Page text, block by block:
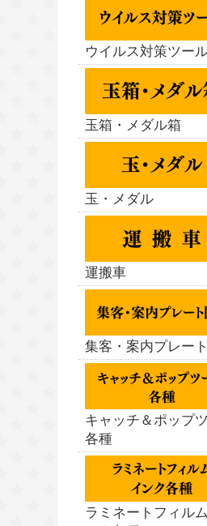
ウイルス対策ツー
玉箱・メダル箱
玉・メダル
運搬車
集客・案内プレー
キャッチ＆ポップ
各種
ラミネートフィル